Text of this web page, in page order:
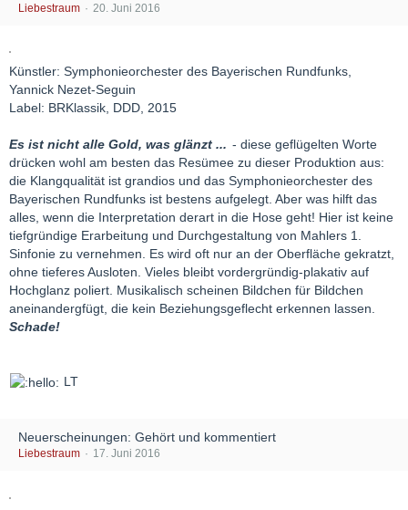
Liebestraum 20. Juni 2016
Künstler: Symphonieorchester des Bayerischen Rundfunks,
Yannick Nezet-Seguin
Label: BRKlassik, DDD, 2015
Es ist nicht alle Gold, was glänzt ... - diese geflügelten Worte
drücken wohl am besten das Resümee zu dieser Produktion aus:
die Klangqualität ist grandios und das Symphonieorchester des
Bayerischen Rundfunks ist bestens aufgelegt. Aber was hilft das
alles, wenn die Interpretation derart in die Hose geht! Hier ist keine
tiefgründige Erarbeitung und Durchgestaltung von Mahlers 1.
Sinfonie zu vernehmen. Es wird oft nur an der Oberfläche gekratzt,
ohne tieferes Ausloten. Vieles bleibt vordergründig-plakativ auf
Hochglanz poliert. Musikalisch scheinen Bildchen für Bildchen
aneinandergfügt, die kein Beziehungsgeflecht erkennen lassen.
Schade!
LT
Neuerscheinungen: Gehört und kommentiert
Liebestraum 17. Juni 2016